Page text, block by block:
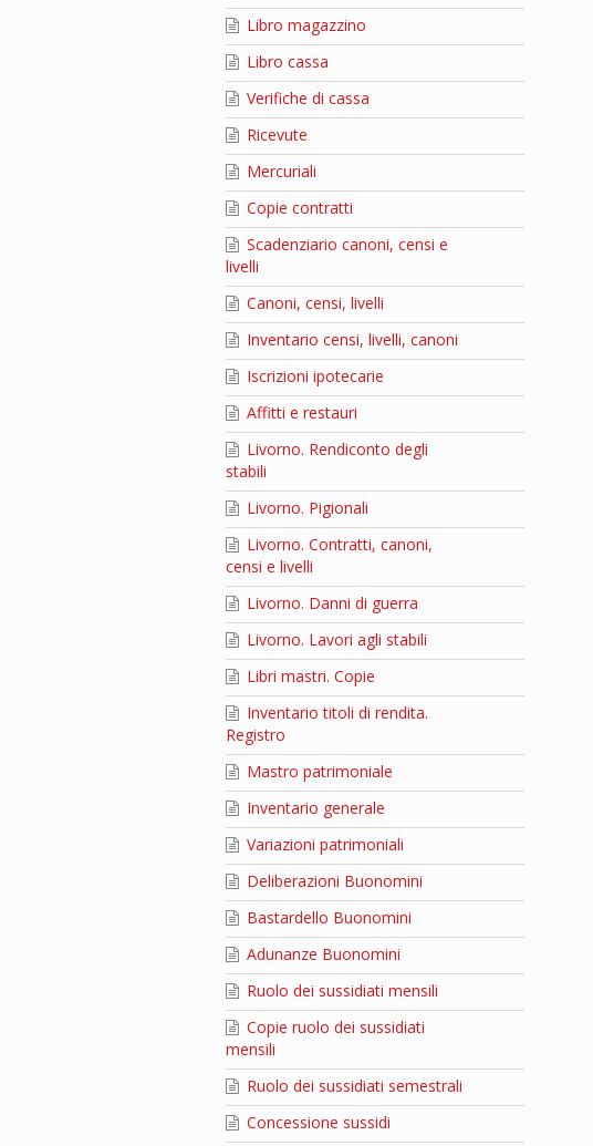
Libro magazzino
Libro cassa
Verifiche di cassa
Ricevute
Mercuriali
Copie contratti
Scadenziario canoni, censi e
livelli
Canoni, censi, livelli
Inventario censi, livelli, canoni
Iscrizioni ipotecarie
Affitti e restauri
Livorno. Rendiconto degli
stabili
Livorno. Pigionali
Livorno. Contratti, canoni,
censi e livelli
Livorno. Danni di guerra
Livorno. Lavori agli stabili
Libri mastri. Copie
Inventario titoli di rendita.
Registro
Mastro patrimoniale
Inventario generale
Variazioni patrimoniali
Deliberazioni Buonomini
Bastardello Buonomini
Adunanze Buonomini
Ruolo dei sussidiati mensili
Copie ruolo dei sussidiati
mensili
Ruolo dei sussidiati semestrali
Concessione sussidi